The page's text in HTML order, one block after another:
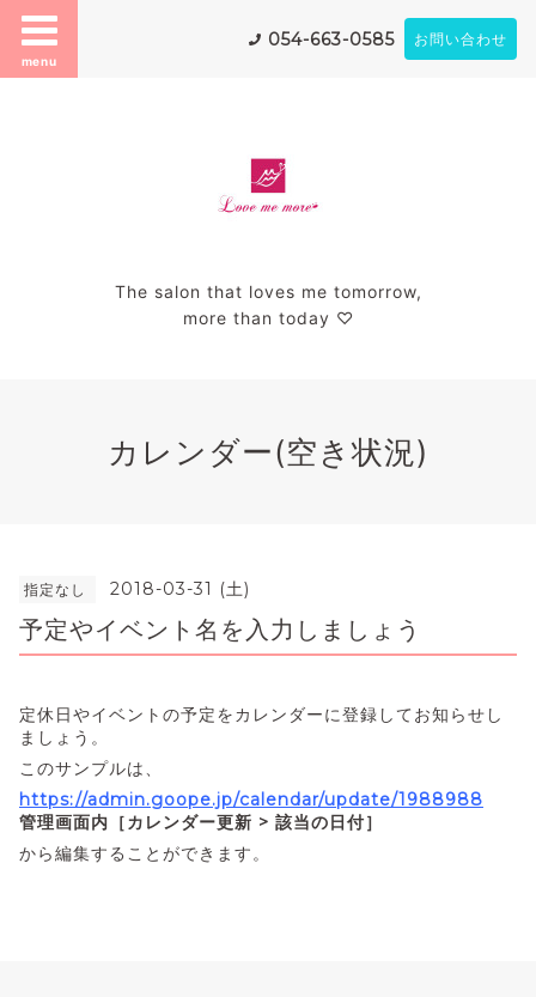
menu
054-663-0585 お問い合わせ
The salon that loves me tomorrow,
more than today ♡
カレンダー(空き状況)
指定なし 2018-03-31 (土)
予定やイベント名を入力しましょう
定休日やイベントの予定をカレンダーに登録してお知らせし
ましょう。
このサンプルは、
https://admin.goope.jp/calendar/update/1988988
管理画面内［カレンダー更新 > 該当の日付］
から編集することができます。